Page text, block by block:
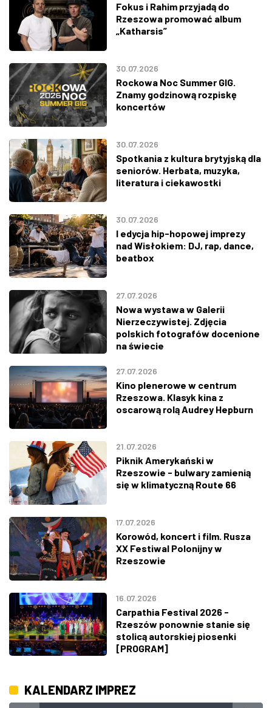
Fokus i Rahim przyjadą do
Rzeszowa promować album
„Katharsis”
30.07.2026
Rockowa Noc Summer GIG.
Znamy godzinową rozpiskę
koncertów
30.07.2026
Spotkania z kultura brytyjską dla
seniorów. Herbata, muzyka,
literatura i ciekawostki
30.07.2026
I edycja hip-hopowej imprezy
nad Wisłokiem: DJ, rap, dance,
beatbox
27.07.2026
Nowa wystawa w Galerii
Nierzeczywistej. Zdjęcia
polskich fotografów docenione
na świecie
27.07.2026
Kino plenerowe w centrum
Rzeszowa. Klasyk kina z
oscarową rolą Audrey Hepburn
21.07.2026
Piknik Amerykański w
Rzeszowie - bulwary zamienią
się w klimatyczną Route 66
17.07.2026
Korowód, koncert i film. Rusza
XX Festiwal Polonijny w
Rzeszowie
16.07.2026
Carpathia Festival 2026 -
Rzeszów ponownie stanie się
stolicą autorskiej piosenki
[PROGRAM]
KALENDARZ IMPREZ